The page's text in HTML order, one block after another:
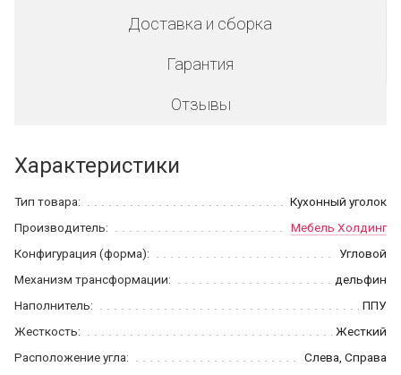
Доставка и сборка
Гарантия
Отзывы
Характеристики
Тип товара:
Кухонный уголок
Производитель:
Мебель Холдинг
Конфигурация (форма):
Угловой
Механизм трансформации:
дельфин
Наполнитель:
ППУ
Жесткость:
Жесткий
Расположение угла:
Слева, Справа